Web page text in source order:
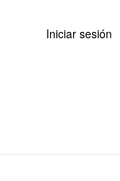
Iniciar sesión